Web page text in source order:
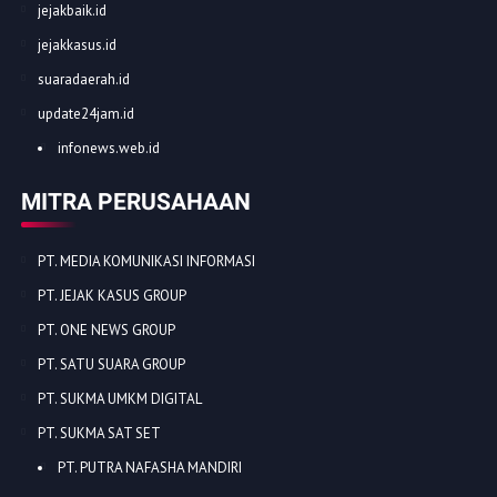
jejakbaik.id
jejakkasus.id
suaradaerah.id
update24jam.id
infonews.web.id
MITRA PERUSAHAAN
PT. MEDIA KOMUNIKASI INFORMASI
PT. JEJAK KASUS GROUP
PT. ONE NEWS GROUP
PT. SATU SUARA GROUP
PT. SUKMA UMKM DIGITAL
PT. SUKMA SAT SET
PT. PUTRA NAFASHA MANDIRI